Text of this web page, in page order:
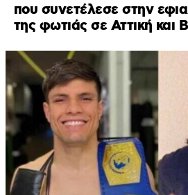
που συνετέλεσε στην
της φωτιάς σε Αττική και